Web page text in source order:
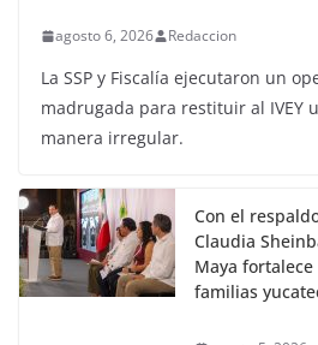
agosto 6, 2026 Redaccion
La SSP y Fiscalía ejecutaron un
madrugada para restituir al IVEY
manera irregular.
Con el
Claudia
Maya
familias